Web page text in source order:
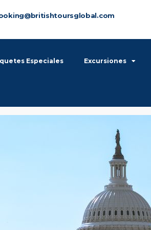
Especiales Excursiones